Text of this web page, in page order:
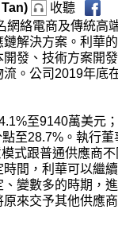
收聽
網絡電商及傳統高
解決方案。利華
發、技術方案開
。公司2019年底
至9140萬美元
至28.7%。執行
式跟普通供應商
間，利華可以繼
變數多的時期，
來交予其他供應